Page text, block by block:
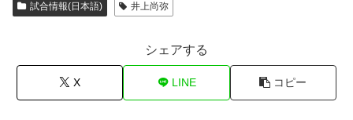
試合情報(日本語) 井上尚弥
シェアする
X LINE コピー